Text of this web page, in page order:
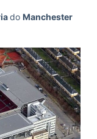
do Manchester